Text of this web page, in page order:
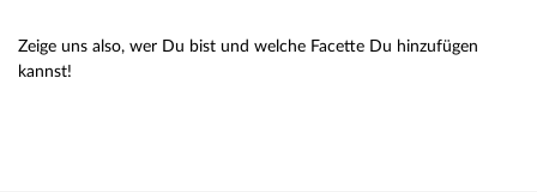
Zeige uns also, wer Du bist und welche Facette Du hinzufügen
kannst!